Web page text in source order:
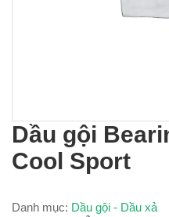
Dầu gội
Cool Sport
Danh mục: Dầu gội - Dầu xả